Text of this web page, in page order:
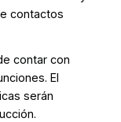
contactos
contar con
El
serán